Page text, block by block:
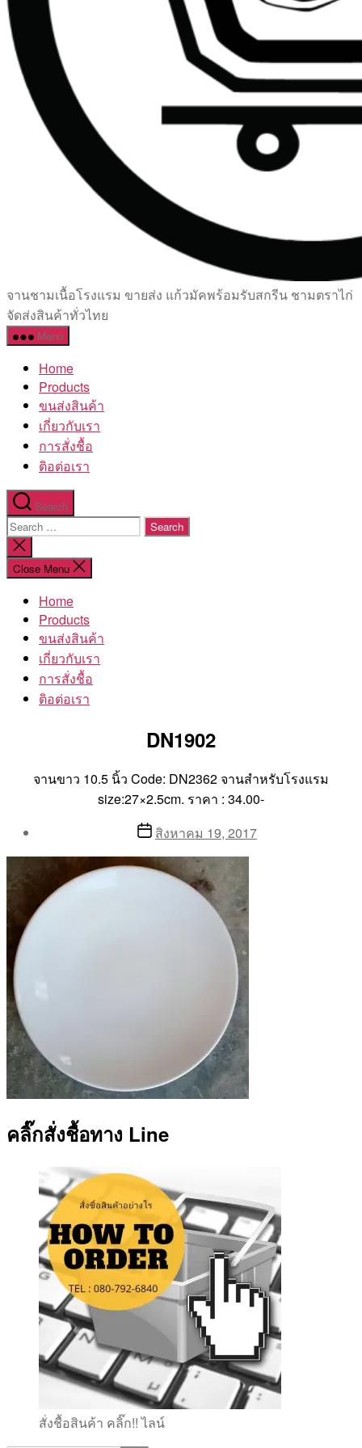
เซรามิค
ครบ
ครัน
โรงงาน
จานชามเนื้อโรงแรม ขายส่ง แก้วมัคพร้อมรับสกรีน ชามตราไก่
จัดส่งสินค้าทั่วไทย
Menu
Home
Products
ขนส่งสินค้า
เกี่ยวกับเรา
การสั่งชื้อ
ติอต่อเรา
Search
Search
for:
Close
search
Close Menu
Home
Products
ขนส่งสินค้า
เกี่ยวกับเรา
การสั่งชื้อ
ติอต่อเรา
DN1902
จานขาว 10.5 นิ้ว Code: DN2362 จานสำหรับโรงแรม
size:27×2.5cm. ราคา : 34.00-
By
Aea
Postสิงหาคม 19, 2017
คลิ๊กสั่งชื้อทาง Line
สั่งชื้อสินค้า คลิ๊ก!! ไลน์